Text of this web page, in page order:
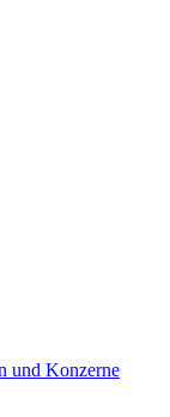
und Konzerne